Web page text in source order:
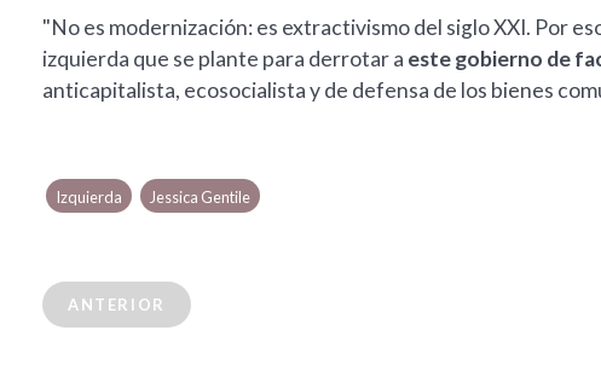
"No es modernización: es extractivismo del siglo XXI. Por
izquierda que se plante para derrotar a este gobierno de
anticapitalista, ecosocialista y de defensa de los bienes
Izquierda Jessica Gentile
ANTERIOR